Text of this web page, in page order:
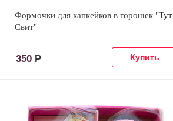
Формочки для капкейков в горошек "Тут
Свит"
350 Р